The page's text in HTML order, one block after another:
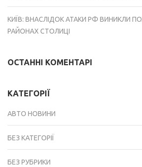
КИЇВ: ВНАСЛІДОК АТАКИ РФ ВИНИКЛИ
РАЙОНАХ СТОЛИЦІ
ОСТАННІ КОМЕНТАРІ
КАТЕГОРІЇ
АВТО НОВИНИ
БЕЗ КАТЕГОРІЇ
БЕЗ РУБРИКИ